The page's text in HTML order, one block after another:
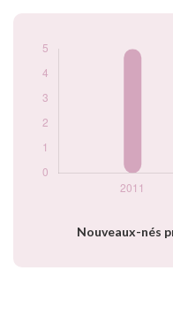
Nouveaux-nés